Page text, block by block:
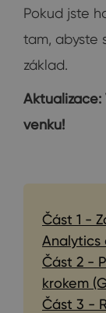
Pokud jste
tam, abyste
základ.
Aktualizace:
venku!
Část 1 -
Analytics
Část 2 -
krokem
Část 3 -